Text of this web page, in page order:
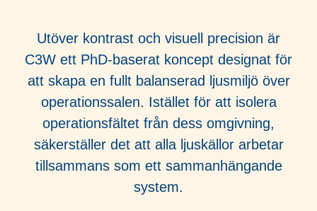
Utöver kontrast och visuell precision är
C3W ett PhD-baserat koncept designat för
att skapa en fullt balanserad ljusmiljö över
operationssalen. Istället för att isolera
operationsfältet från dess omgivning,
säkerställer det att alla ljuskällor arbetar
tillsammans som ett sammanhängande
system.